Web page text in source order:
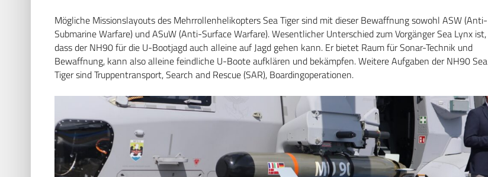
Mögliche Missionslayouts des Mehrrollenhelikopters Sea Tiger sind mit dieser Bewaffnung sowohl ASW (Anti-
Submarine Warfare) und ASuW (Anti-Surface Warfare). Wesentlicher Unterschied zum Vorgänger Sea Lynx ist,
dass der NH90 für die U-Bootjagd auch alleine auf Jagd gehen kann. Er bietet Raum für Sonar-Technik und
Bewaffnung, kann also alleine feindliche U-Boote aufklären und bekämpfen. Weitere Aufgaben der NH90 Sea
Tiger sind Truppentransport, Search and Rescue (SAR), Boardingoperationen.